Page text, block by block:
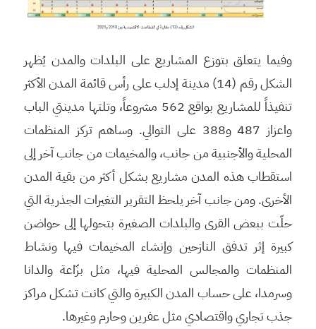
وفيما يتعلق بتوزع المشاريع على البلدات والمدن يُظهر
الشكل رقم (14) مدينة إدلب على رأس قائمة المدن الأكثر
تنفيذاً للمشاريع بواقع 562 مشروعاً، وتلتها مدينتي الباب
واعزاز 487 و388 على التوالي. وساهم تركز المنظمات
المحلية والأجنبية من جانب، والمخيمات من جانب آخر إلى
استقطاب هذه المدن مشاريع بشكل أكثر من بقية المدن
الأخرى. ومن جانب آخر يلحظ التقرير التغيرات الجذرية التي
حلّت ببعض القرى والبلدات الصغيرة بتحولها إلى حواضن
كبيرة إثر تدفق النازحين وإنشاء المخيمات فيها ونشاط
المنظمات والمجالس المحلية فيها، مثل بزّاعة والدانا
وسرمدا، على حساب المدن الكبيرة والتي كانت تشكل مراكز
جذب تجاري واقتصادي مثل عفرين وحارم وغيرها.